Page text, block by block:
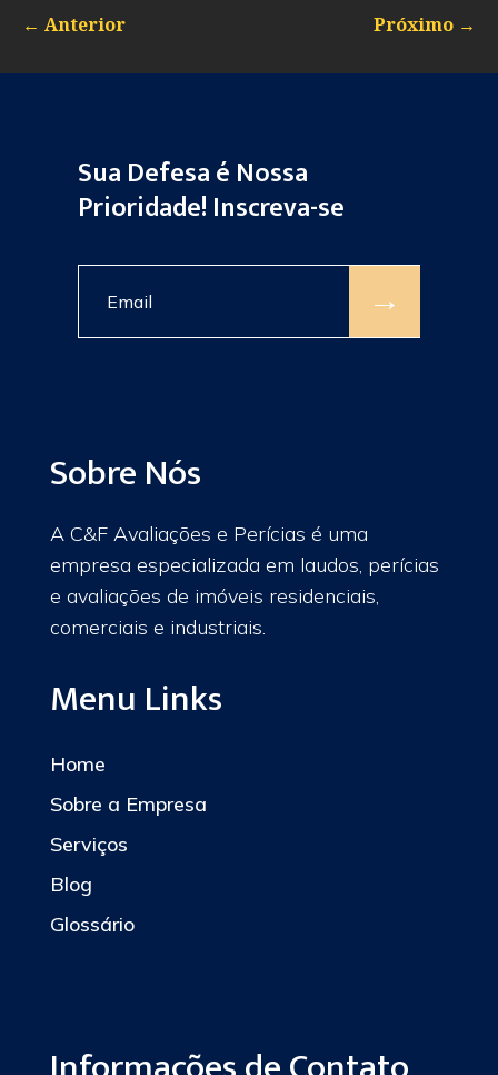
← Anterior Próximo →
Sua Defesa é Nossa
Prioridade! Inscreva-se
→
Sobre Nós
A C&F Avaliações e Perícias é uma
empresa especializada em laudos, perícias
e avaliações de imóveis residenciais,
comerciais e industriais.
Menu Links
Home
Sobre a Empresa
Serviços
Blog
Glossário